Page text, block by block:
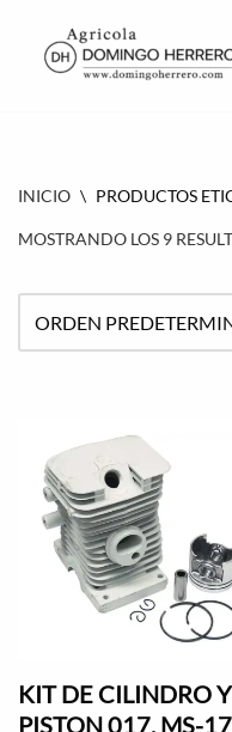
SALTAR
INICIO \ PRODUCTOS
MOSTRANDO LOS 9
KIT DE CILINDRO Y
PISTON 017, MS-